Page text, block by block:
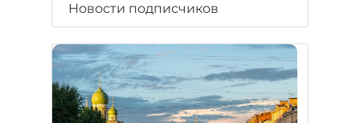
Новости подписчиков